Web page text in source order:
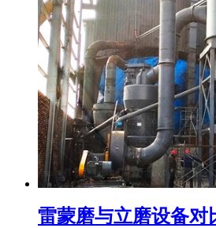
雷蒙磨与立磨设备对